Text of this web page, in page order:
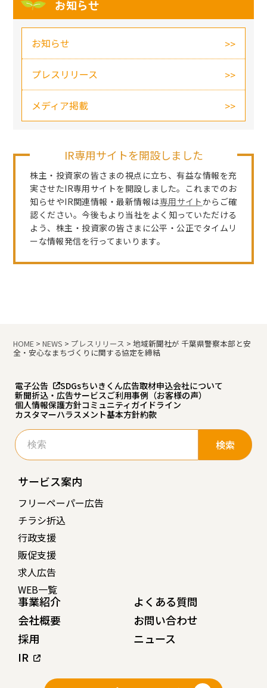
お知らせ
お知らせ
プレスリリース
メディア掲載
IR専用サイトを開設しました
株主・投資家の皆さまの視点に立ち、有益な情報を充
実させたIR専用サイトを開設しました。これまでのお
知らせやIR関連情報・最新情報は専用サイトからご確
認ください。今後もより当社をよく知っていただける
よう、株主・投資家の皆さまに公平・公正でタイムリ
ーな情報発信を行ってまいります。
HOME >NEWS > プレスリリース >地域新聞社が 千葉県警察本部と安
全・安心なまちづくりに関する協定を締結
電子公告 SDGsちいきくん広告取材申込会社について
新聞折込・広告サービスご利用事例（お客様の声）
個人情報保護方針コミュニティガイドライン
カスタマーハラスメント基本方針約款
検
索:
サービス案内
フリーペーパー広告
チラシ折込
行政支援
販促支援
求人広告
WEB一覧
事業紹介
会社概要
採用
IR
よくある質問
お問い合わせ
ニュース